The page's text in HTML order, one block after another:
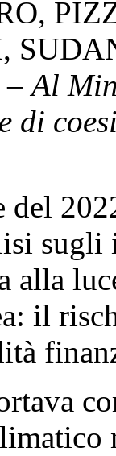
,
,
– Al
di
2022
alla
il